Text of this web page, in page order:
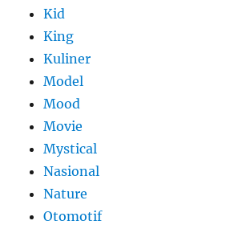
Kid
King
Kuliner
Model
Mood
Movie
Mystical
Nasional
Nature
Otomotif